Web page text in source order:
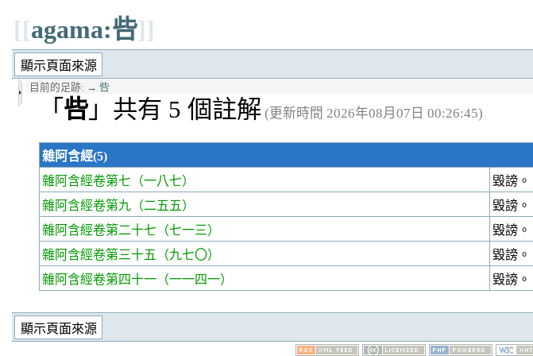
[[agama:呰]]
目前的足跡: → 呰
「 呰 」共有 5 個註解 (更新時間 2026年08月07日 00:26:45)
雜阿含經(5)
雜阿含經卷第七 （一八七） 毀謗。
雜阿含經卷第九 （二五五） 毀謗。
雜阿含經卷第二十七 （七一三） 毀謗。
雜阿含經卷第三十五 （九七〇） 毀謗。
雜阿含經卷第四十一 （一一四一） 毀謗。